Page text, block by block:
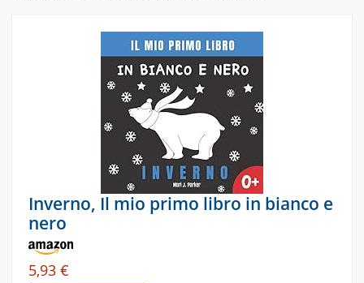
Inverno, Il mio primo libro in bianco e
nero
5,93 €